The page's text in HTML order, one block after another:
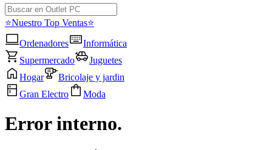
⭐Nuestro Top Ventas⭐
Ordenadores
Informática
Supermercado
Juguetes
Hogar
Bricolaje y jardin
Gran Electro
Moda
Error interno.